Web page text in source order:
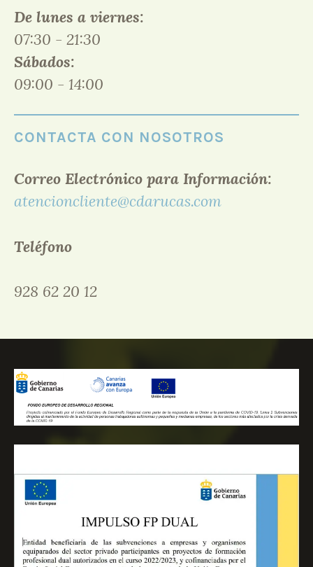
De lunes a viernes:
07:30 - 21:30
Sábados:
09:00 - 14:00
CONTACTA CON NOSOTROS
Correo Electrónico para Información:
atencioncliente@cdarucas.com
Teléfono
928 62 20 12